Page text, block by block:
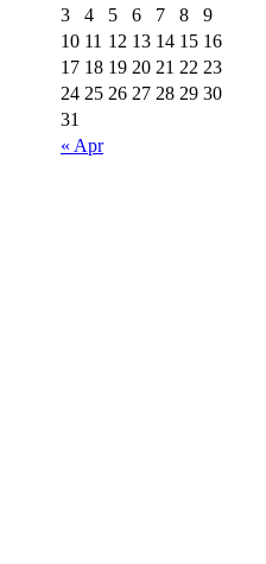
« Apr
3
4 5 6 7 8
9
10 11 12 13 14 15 16
17 18 19 20 21 22 23
24 25 26 27 28 29 30
31